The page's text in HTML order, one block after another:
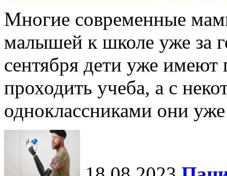
Многие современные
малышей к школе уже за
сентября дети уже имеют
проходить учеба, а с
одноклассниками они